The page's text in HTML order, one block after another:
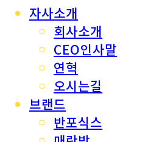
자사소개
회사소개
CEO인사말
연혁
오시는길
브랜드
반포식스